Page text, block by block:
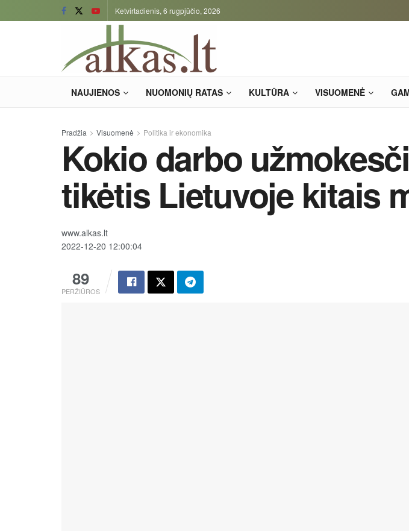
Ketvirtadienis, 6 rugpjūčio, 2026
NAUJIENOS NUOMONIŲ RATAS KULTŪRA VISUOMENĖ
Pradžia Visuomenė Politika ir ekonomika
Kokio darbo
tikėtis Lietuvoje kitais
www.alkas.lt
2022-12-20 12:00:04
89
PERŽIŪROS